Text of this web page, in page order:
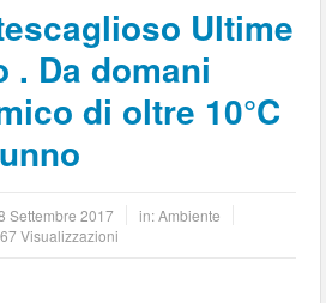
Ultime
. Da domani
di oltre 10°C
Settembre 2017 in:Ambiente
Visualizzazioni